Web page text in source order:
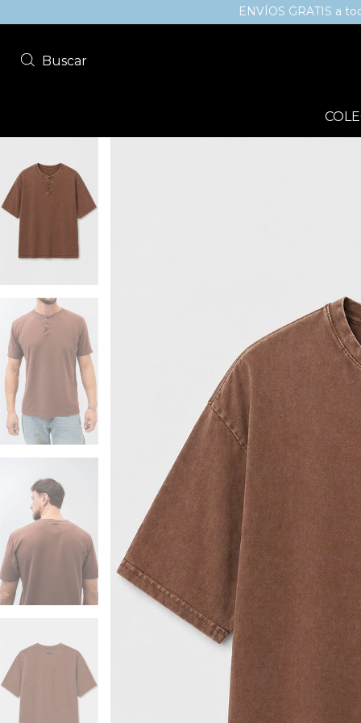
ENVÍOS GRATIS a todo el
Buscar